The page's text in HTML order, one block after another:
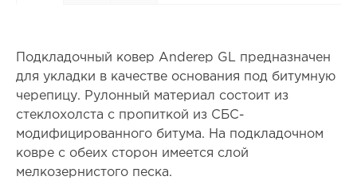
Подкладочный ковер Anderep GL предназначен
для укладки в качестве основания под битумную
черепицу. Рулонный материал состоит из
стеклохолста с пропиткой из СБС-
модифицированного битума. На подкладочном
ковре с обеих сторон имеется слой
мелкозернистого песка.